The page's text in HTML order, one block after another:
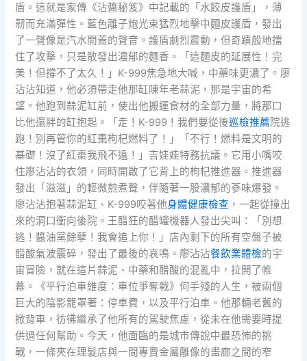
盾。這就是家傳《沾醬秘笈》中記載的「水餃皮護盾」，薄
韌而充滿彈性。藍色離子炮光束猛烈地擊中麵皮護盾，發出
了一聲像是汽水開蓋的聲音。護盾劇烈震動，但奇蹟般地擋
住了攻擊，只是散發出濃郁的麵香。「這麵皮的延展性！完
美！但撐不了太久！」K-999焦急地大喊，中藥味更濃了。廖
沾沾知道，他必須帶走他那缸陳年老蒜泥，那是宇宙的希
望。他跑到蒜泥缸前，使出他搬運食材的全部力量，將那口
比他還胖的缸抱起。「走！K-999！我們要從後巡檢推薦院逃
跑！別再管你的紅棗枸杞燃料了！」「不行！燃料是文明的
基礎！沒了紅棗我飛不遠！」吉娃娃特務抗議。它用小嘴咬
住廖沾沾的衣領，同時開啟了它背上的枸杞推進器。推進器
發出「滋滋」的輕微煎煮聲，伴隨著一股濃郁的蔘味爆發。
廖沾沾抱著蒜泥缸、K-999咬著他身體健康檢查 ，一起從撞出
來的洞口衝向後院。王醋狂的醋罐機器人發出尖叫：「別想
逃！醬油黨餘孽！我會追上你！」店內剩下的所有空盤子被
醋酸氣波震碎，發出了最後的哀鳴。廖沾沾餐飲業體檢的宇
宙冒險，就在這片蒜泥、中藥和醋酸的混亂中，拉開了帷
幕。《平行泊車維度：車位爭奪戰》何手殘的人生，被兩個
巨大的陰影籠罩著：停車費，以及平行泊車。他那輛老舊的
掀背車，彷彿繼承了他所有的駕駛焦慮，從未在他需要時提
供過任何幫助。今天，他面臨的是城市傳說中最恐怖的挑
戰，一條夾在理髮店與一間專賣金屬雕像的畫廊之間的窄